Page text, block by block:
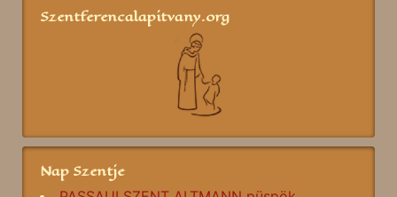
Szentferencalapitvany.org
Nap Szentje